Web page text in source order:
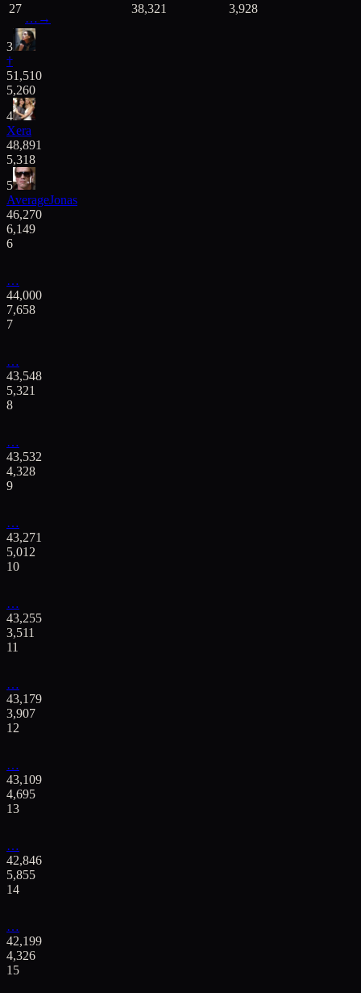
27
… →
38,321 3,928
3
†
51,510
5,260
4
Xera
48,891
5,318
5
AverageJonas
46,270
6,149
6
…
44,000
7,658
7
…
43,548
5,321
8
…
43,532
4,328
9
…
43,271
5,012
10
…
43,255
3,511
11
…
43,179
3,907
12
…
43,109
4,695
13
…
42,846
5,855
14
…
42,199
4,326
15